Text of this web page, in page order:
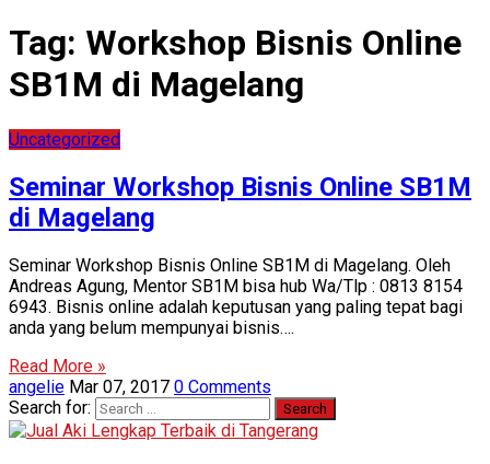
Tag: Workshop Bisnis Online
SB1M di Magelang
Uncategorized
Seminar Workshop Bisnis Online SB1M
di Magelang
Seminar Workshop Bisnis Online SB1M di Magelang. Oleh
Andreas Agung, Mentor SB1M bisa hub Wa/Tlp : 0813 8154
6943. Bisnis online adalah keputusan yang paling tepat bagi
anda yang belum mempunyai bisnis….
Read More »
angelie Mar 07, 2017 0 Comments
Search for: